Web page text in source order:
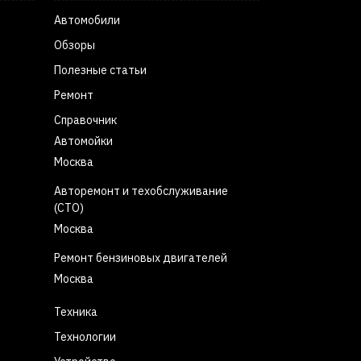
Автомобили
Обзоры
Полезные статьи
Ремонт
Справочник
Автомойки
Москва
Авторемонт и техобслуживание
(СТО)
Москва
Ремонт бензиновых двигателей
Москва
Техника
Технологии